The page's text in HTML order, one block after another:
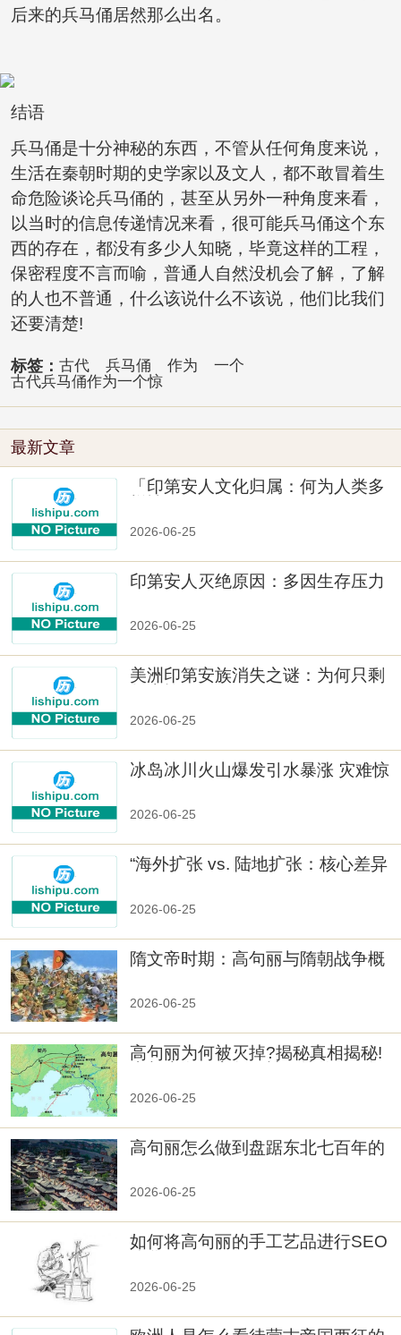
后来的兵马俑居然那么出名。
结语
兵马俑是十分神秘的东西，不管从任何角度来说，
生活在秦朝时期的史学家以及文人，都不敢冒着生
命危险谈论兵马俑的，甚至从另外一种角度来看，
以当时的信息传递情况来看，很可能兵马俑这个东
西的存在，都没有多少人知晓，毕竟这样的工程，
保密程度不言而喻，普通人自然没机会了解，了解
的人也不普通，什么该说什么不该说，他们比我们
还要清楚!
标签： 古代 兵马俑 作为
一个
古代兵马俑作为一个惊
最新文章
「印第安人文化归属：何为人类多
2026-06-25
印第安人灭绝原因：多因生存压力
2026-06-25
美洲印第安族消失之谜：为何只剩
2026-06-25
冰岛冰川火山爆发引水暴涨 灾难惊
2026-06-25
“海外扩张 vs. 陆地扩张：核心差异
2026-06-25
隋文帝时期：高句丽与隋朝战争概
2026-06-25
高句丽为何被灭掉?揭秘真相揭秘!
2026-06-25
高句丽怎么做到盘踞东北七百年的
2026-06-25
如何将高句丽的手工艺品进行SEO
2026-06-25